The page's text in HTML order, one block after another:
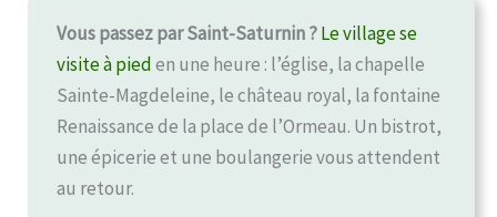
Vous passez par Saint-Saturnin ?Le village se
visite à pieden une heure : l’église, la chapelle
Sainte-Magdeleine, le château royal, la fontaine
Renaissance de la place de l’Ormeau. Un bistrot,
une épicerie et une boulangerie vous attendent
au retour.